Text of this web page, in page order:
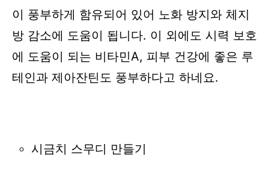
이 풍부하게 함유되어 있어 노화 방지와 체지
방 감소에 도움이 됩니다. 이 외에도 시력 보호
에 도움이 되는 비타민A, 피부 건강에 좋은 루
테인과 제아잔틴도 풍부하다고 하네요.
시금치 스무디 만들기